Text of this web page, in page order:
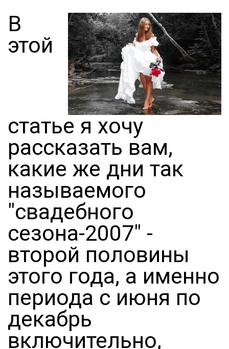
В
этой
статье я хочу
рассказать вам,
какие же дни так
называемого
"свадебного
сезона-2007" -
второй половины
этого года, а именно
периода с июня по
декабрь
включительно,